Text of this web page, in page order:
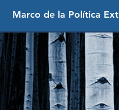
Marco de la Política